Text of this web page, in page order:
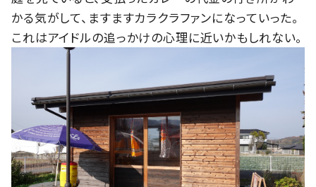
かる気がして、ますますカラクラファンになっていった。
これはアイドルの追っかけの心理に近いかもしれない。